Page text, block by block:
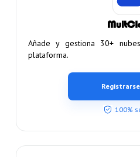
Añade y gestiona 30+
plataforma.
100%